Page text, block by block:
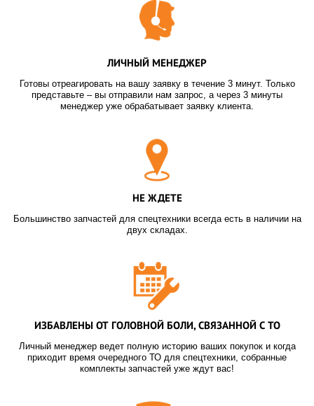
ЛИЧНЫЙ МЕНЕДЖЕР
Готовы отреагировать на вашу заявку в течение 3 минут. Только
представьте – вы отправили нам запрос, а через 3 минуты
менеджер уже обрабатывает заявку клиента.
НЕ ЖДЕТЕ
Большинство запчастей для спецтехники всегда есть в наличии на
двух складах.
ИЗБАВЛЕНЫ ОТ ГОЛОВНОЙ БОЛИ, СВЯЗАННОЙ С ТО
Личный менеджер ведет полную историю ваших покупок и когда
приходит время очередного ТО для спецтехники, собранные
комплекты запчастей уже ждут вас!